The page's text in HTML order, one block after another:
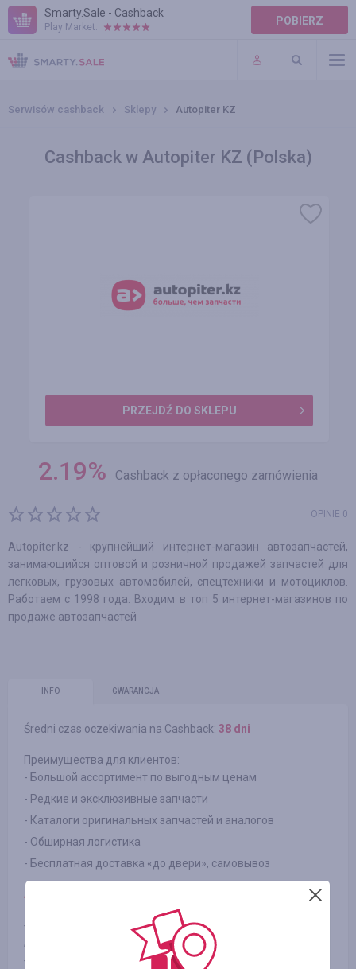
Smarty.Sale - Cashback
Play Market: POBIERZ
POMOC
WARUNKI
Serwisów cashback Sklepy Autopiter KZ
Cashback w Autopiter KZ (Polska)
PRZEJDŹ DO SKLEPU
2.19% Cashback z opłaconego zamówienia
OPINIE 0
Autopiter.kz - крупнейший интернет-магазин автозапчастей,
занимающийся оптовой и розничной продажей запчастей для
легковых, грузовых автомобилей, спецтехники и мотоциклов.
Работаем с 1998 года. Входим в топ 5 интернет-магазинов по
продаже автозапчастей
INFO GWARANCJA
Średni czas oczekiwania na Cashback: 38 dni
Преимущества для клиентов:
- Большой ассортимент по выгодным ценам
- Редкие и эксклюзивные запчасти
- Каталоги оригинальных запчастей и аналогов
- Обширная логистика
- Бесплатная доставка «до двери», самовывоз
Примечание:
- все заказы новых Клиентов (физических лиц/
юридических лиц),
- заказы ранее зарегистрированных на сайте autopiter.kz